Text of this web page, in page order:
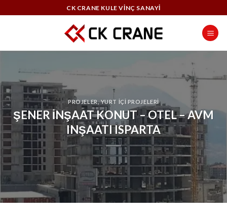
to
CK CRANE KULE VİNÇ SANAYİ
PROJELER,YURT İÇİ PROJELERİ
ŞENER İNŞAAT KONUT – OTEL – AVM
INŞAATI ISPARTA